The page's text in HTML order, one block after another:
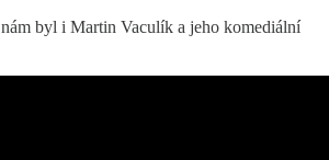
byl i Martin Vaculík a jeho komediální